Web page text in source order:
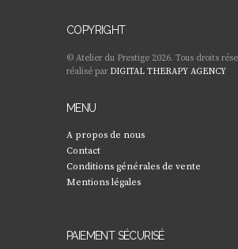
COPYRIGHT
© Atelier du Prestige 2026. Tous droits
réalisé par DIGITAL THERAPY AGENCY
MENU
A propos de nous
Contact
Conditions générales de vente
Mentions légales
PAIEMENT SÉCURISÉ